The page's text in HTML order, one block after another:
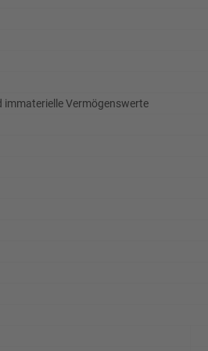
Vermögenswerte